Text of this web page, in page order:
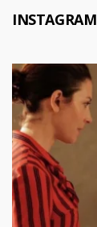
INSTAGRAM